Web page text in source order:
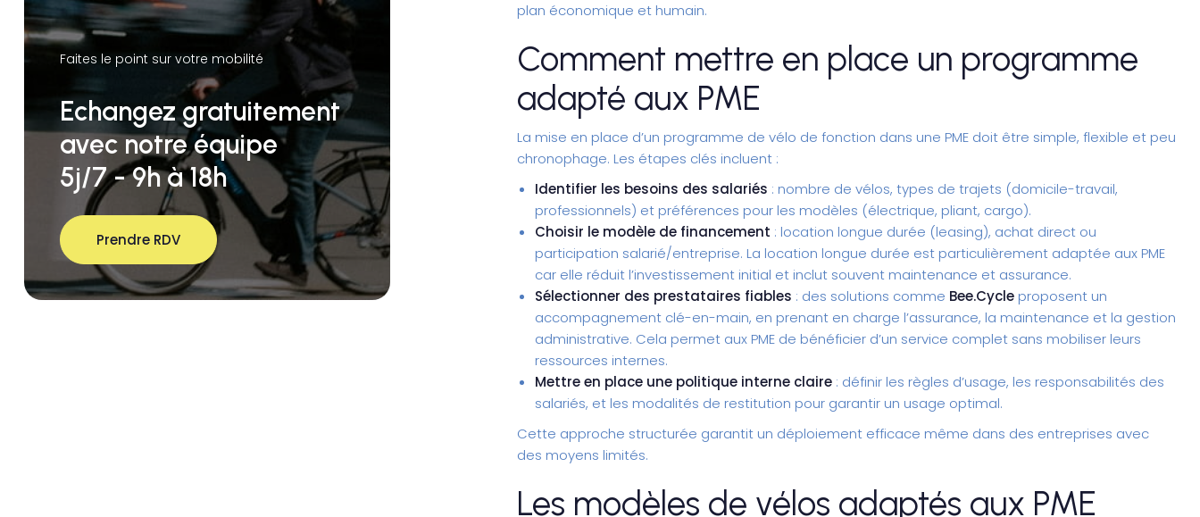
Faites le point sur votre mobilité
Echangez gratuitement
avec notre équipe
5j/7 - 9h à 18h
Prendre RDV
plan économique et humain.
Comment mettre en place un programme
adapté aux PME
La mise en place d’un programme de vélo de fonction dans une PME doit être simple, flexible et peu
chronophage. Les étapes clés incluent :
Identifier les besoins des salariés : nombre de vélos, types de trajets (domicile-travail,
professionnels) et préférences pour les modèles (électrique, pliant, cargo).
Choisir le modèle de financement : location longue durée (leasing), achat direct ou
participation salarié/entreprise. La location longue durée est particulièrement adaptée aux PME
car elle réduit l’investissement initial et inclut souvent maintenance et assurance.
Sélectionner des prestataires fiables : des solutions comme Bee.Cycle proposent un
accompagnement clé-en-main, en prenant en charge l’assurance, la maintenance et la gestion
administrative. Cela permet aux PME de bénéficier d’un service complet sans mobiliser leurs
ressources internes.
Mettre en place une politique interne claire : définir les règles d’usage, les responsabilités des
salariés, et les modalités de restitution pour garantir un usage optimal.
Cette approche structurée garantit un déploiement efficace même dans des entreprises avec
des moyens limités.
Les modèles de vélos adaptés aux PME